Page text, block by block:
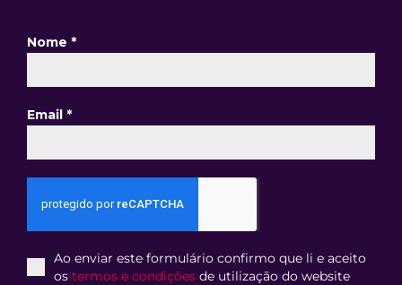
Nome *
Email *
Ao enviar este formulário confirmo que li e aceito
os termos e condições de utilização do website